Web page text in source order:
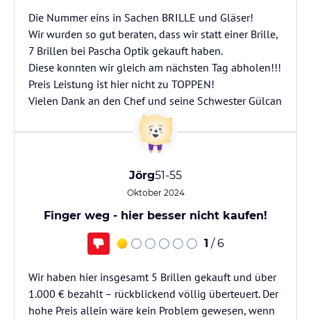
Die Nummer eins in Sachen BRILLE und Gläser!
Wir wurden so gut beraten, dass wir statt einer Brille,
7 Brillen bei Pascha Optik gekauft haben.
Diese konnten wir gleich am nächsten Tag abholen!!!
Preis Leistung ist hier nicht zu TOPPEN!
Vielen Dank an den Chef und seine Schwester Gülcan
Jörg51-55
Oktober 2024
Finger weg - hier besser nicht kaufen!
1 / 6
Wir haben hier insgesamt 5 Brillen gekauft und über
1.000 € bezahlt – rückblickend völlig überteuert. Der
hohe Preis allein wäre kein Problem gewesen, wenn